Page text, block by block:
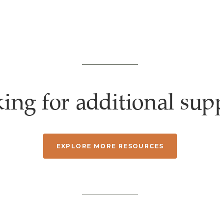
for additional
EXPLORE MORE RESOURCES